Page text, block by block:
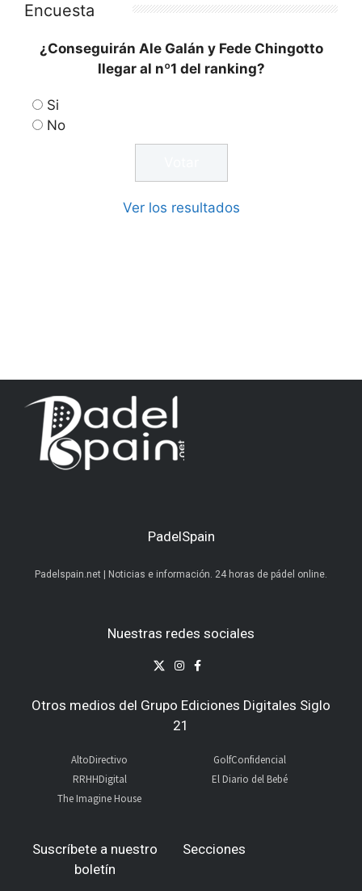
Encuesta
¿Conseguirán Ale Galán y Fede Chingotto
llegar al nº1 del ranking?
Si
No
Ver los resultados
PadelSpain
Padelspain.net | Noticias e información. 24 horas de pádel online.
Nuestras redes sociales
Otros medios del Grupo Ediciones Digitales Siglo
21
AltoDirectivo
RRHHDigital
The Imagine House
GolfConfidencial
El Diario del Bebé
Suscríbete a nuestro
boletín
Secciones